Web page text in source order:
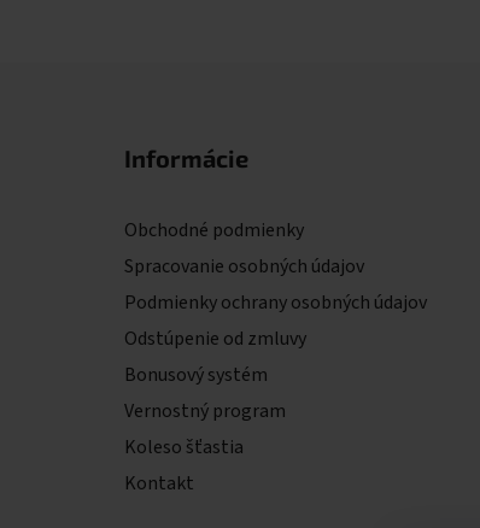
Informácie
Obchodné podmienky
Spracovanie osobných údajov
Podmienky ochrany osobných údajov
Odstúpenie od zmluvy
Bonusový systém
Vernostný program
Koleso šťastia
Kontakt